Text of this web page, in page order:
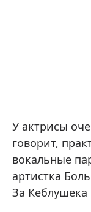
У актрисы
говорит,
вокальные
артистка
За